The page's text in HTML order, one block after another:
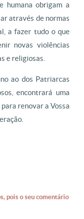
humana obrigam a
através de normas
a fazer tudo o que
novas violências
e religiosas.
ao dos Patriarcas
encontrará uma
renovar a Vossa
pois o seu comentário